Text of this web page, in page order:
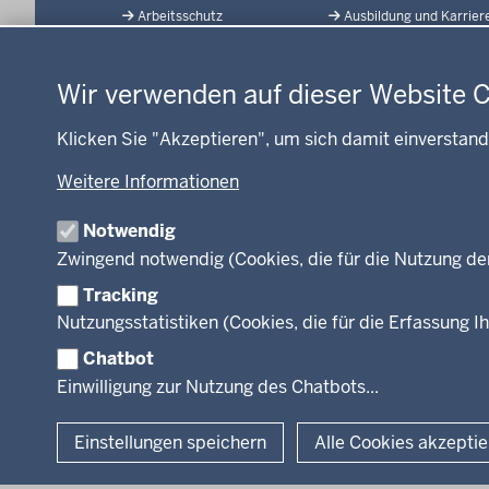
Wir verwenden auf dieser Website
Klicken Sie "Akzeptieren", um sich damit
Weitere Informationen
Notwendig
Zwingend notwendig (Cookies, die für die Nutzung
Tracking
Nutzungsstatistiken (Cookies, die für die Erfassung
Chatbot
Einwilligung zur Nutzung des Chatbots...
Einstellungen speichern Alle Cookies
der
Arbeitsschutz
Bauen und Verkehr
Schule und Bildung
Wirtschaft und Kultur
Ausbildung und
Open Data
Facebook
Instagram
LinkedIn
© 2026 Bezirksregierung Köln